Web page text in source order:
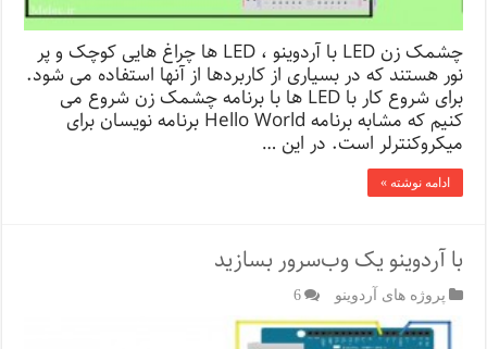
چشمک زن LED با آردوینو ، LED ها چراغ هایی کوچک و پر
نور هستند که در بسیاری از کاربردها از آنها استفاده می شود.
برای شروع کار با LED ها با برنامه چشمک زن شروع می
کنیم که مشابه برنامه Hello World برنامه نویسان برای
میکروکنترلر است. در این …
ادامه نوشته »
با آردوینو یک وب‌سرور بسازید
پروژه های آردوینو 6